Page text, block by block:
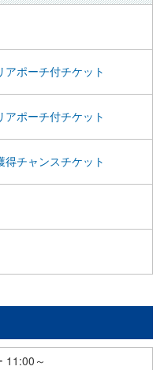
アポーチ付チケット
アポーチ付チケット
得チャンスチケット
11:00～